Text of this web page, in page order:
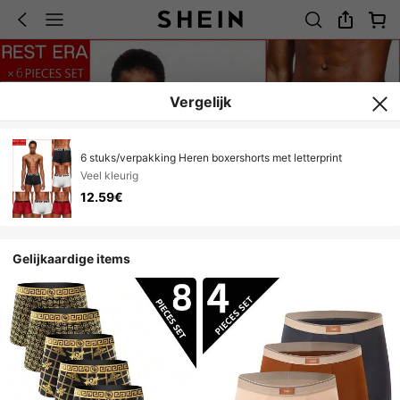
Vergelijk
6 stuks/verpakking Heren boxershorts met letterprint
Veel kleurig
12.59€
Gelijkaardige items